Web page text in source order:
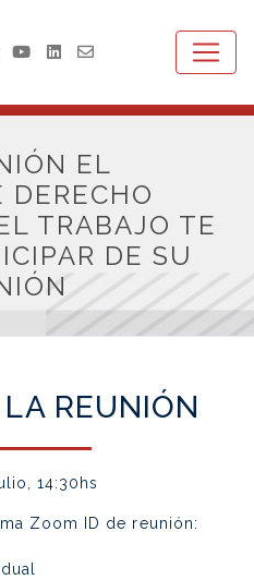
EL
TRABAJO TE
DE SU
REUNIÓN
14:30hs
Zoom ID de reunión: